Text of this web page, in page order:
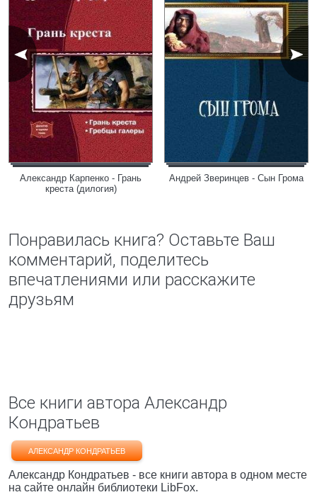
Александр Карпенко - Грань
креста (дилогия)
Андрей Зверинцев - Сын Грома
Понравилась книга? Оставьте Ваш
комментарий, поделитесь
впечатлениями или расскажите
друзьям
Все книги автора Александр
Кондратьев
АЛЕКСАНДР КОНДРАТЬЕВ
Александр Кондратьев - все книги автора в одном месте
на сайте онлайн библиотеки LibFox.